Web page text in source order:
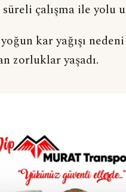
çalışma ile yolu
kar yağışı
zorluklar yaşadı.